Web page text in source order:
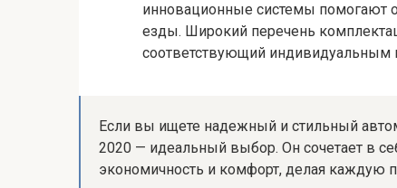
инновационные системы помогают
езды. Широкий перечень
соответствующий индивидуальным
Если вы ищете надежный и стильный
2020 — идеальный выбор. Он сочетает в
экономичность и комфорт, делая каждую